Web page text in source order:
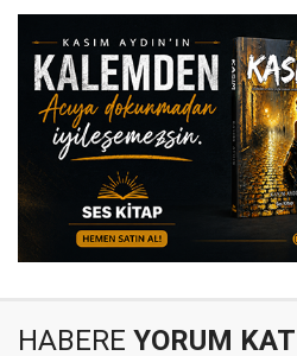
HABERE YORUM KAT